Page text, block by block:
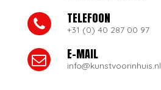
TELEFOON
+31 (0) 40 287 00 97
E-MAIL
info@kunstvoorinhuis.nl